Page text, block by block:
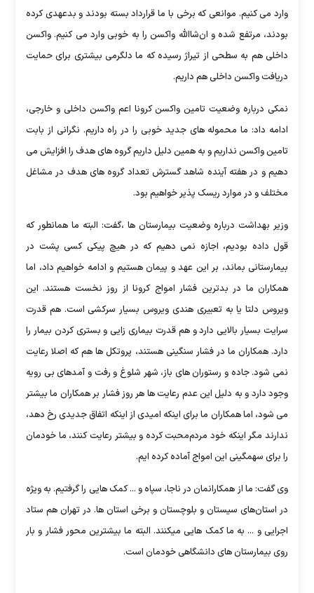
وارد می کنیم. موانعی که برخی با ما قرارداد بسته بودند و بدعهدی کرده
بودند، مرتفع شده و ان‌شاالله واکسن را به خوبی وارد می کنیم. واکسن
داخلی هم به سطحی از تیراژ رسیده که ما دلگرمی بیشتری برای حمایت
دریافت واکسن داخلی هم داریم.
نمکی درباره وضعیت تامین واکسن کرونا اعم واکسن داخلی و خارجی،
ادامه داد: ما محموله های جدید خوبی را در راه داریم. نگرانی از بابت
تامین واکسن نداریم و به همین دلیل داریم گروه های هدف را افزایش می
دهیم و در هفته آینده شاهد گسترش تعداد گروه های هدف در مشاغل
مختلف و در موارد ریسک پذیر خواهیم بود.
وزیر بهداشت درباره وضعیت بیمارستان ها ،گفت: البته ما همانطور که
قول داده بودیم، اجازه نمی دهیم که در هیچ پیکی کسی پشت در
بیمارستانی بماند، بر این عهد و پیمان هستیم و ادامه خواهیم داد، اما
همکاران ما در بدترین فشار امواج کرونا از روز نخست هستند. این
ویروس دلتا یا به تعبیری هندی ویروس بسیار سرکشی است. هم قدرت
سرایت بسیار بالایی دارد و هم قدرت بیماری زایی و بستری کردن بیمار را
دارد. همکاران ما در فشار سنگینی هستند، پروتکل ها هم که اصلا رعایت
نمی شود. جاده و رستوران های باز، شهر شلوغ و رفت و آمدهای بی رویه
وجود دارد و به دلیل این عدم رعایت ها هر روز فشار بر همکاران ما بیشتر
می شود، اما همکاران ما برای اینکه امیدی از اینکه اتفاق جدیدی رخ دهد،
ندارند مگر اینکه خود مردم‌محبت کرده و بیشتر رعایت کنند، ما خودمان
را برای سهمگینی این امواج آماده کرده ایم.
وی گفت: ما از همکارانمان در ناجا، سپاه و ... کمک هایی را گرفتیم. به ویژه
در استان‌های سیستان و بلوچستان و برخی استان ها. در تهران هم ستاد
اجرایی و ... به ما کمک هایی میکنند. البته ما بیشترین محور فشار و بار
روی بیمارستان های دانشگاهی خودمان است.